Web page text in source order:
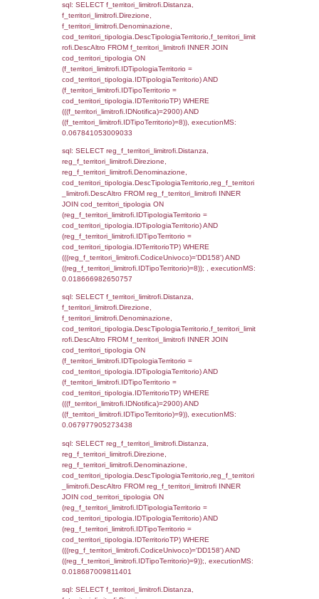
reg_f_territori_limitrofi.DescAltro FROM
reg_f_territori_limitrofi INNER JOIN
ON
cod_territori_tipologia.IDTipologiaTerritorio)
(reg_f_territori_limitrofi.IDTipoTerritorio =
cod_territori_tipologia.IDTerritorioTP)
0.019062995910645
sql: SELECT f_territori_limitrofi.Distanza,
f_territori_limitrofi.Direzione,
f_territori_limitrofi.Denominazione,
f_territori_limitrofi.DescAltro FROM
JOIN cod_territori_tipologia ON
(f_territori_limitrofi.IDTipologiaTerritorio =
cod_territori_tipologia.IDTipologiaTerritorio)
(f_territori_limitrofi.IDTipoTerritorio =
cod_territori_tipologia.IDTerritorioTP)
(((f_territori_limitrofi.IDNotifica)=2900) AND
((f_territori_limitrofi.IDTipoTerritorio)=3)),
0.070251941680908
sql: SELECT
reg_f_territori_limitrofi.Direzione,
reg_f_territori_limitrofi.Denominazione,
reg_f_territori_limitrofi.DescAltro FROM
reg_f_territori_limitrofi INNER JOIN
ON
cod_territori_tipologia.IDTipologiaTerritorio)
(reg_f_territori_limitrofi.IDTipoTerritorio =
cod_territori_tipologia.IDTerritorioTP)